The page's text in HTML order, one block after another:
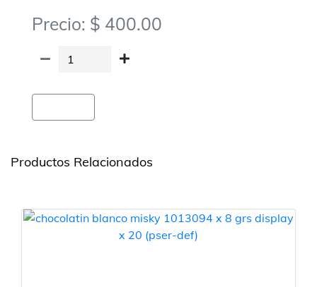
Precio: $ 400.00
Productos Relacionados